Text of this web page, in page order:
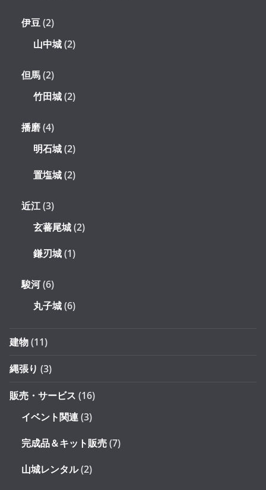
伊豆(2)
山中城(2)
但馬(2)
竹田城(2)
播磨(4)
明石城(2)
置塩城(2)
近江(3)
玄蕃尾城(2)
鎌刃城(1)
駿河(6)
丸子城(6)
建物(11)
縄張り (3)
販売・サービス (16)
イベント関連(3)
完成品＆キット販売(7)
山城レンタル(2)